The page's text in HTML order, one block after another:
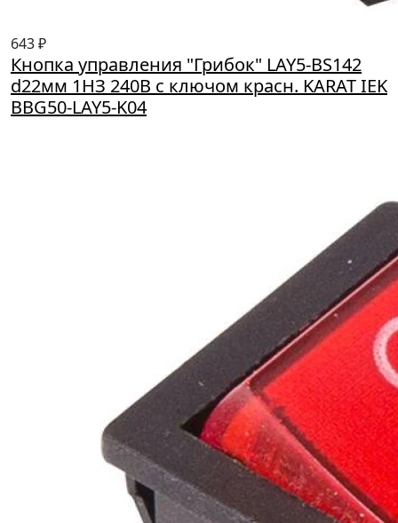
643 ₽
Кнопка управления "Грибок" LAY5-BS142
d22мм 1НЗ 240В с ключом красн. KARAT IEK
BBG50-LAY5-K04